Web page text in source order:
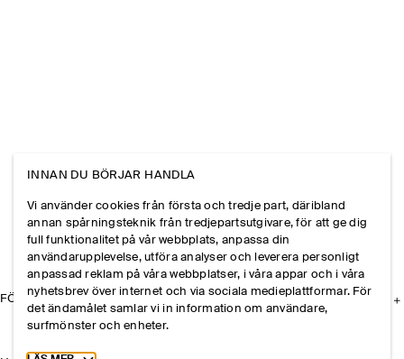
FÖRETAGET
INNAN DU BÖRJAR HANDLA
Vi använder cookies från första och tredje part, däribland
annan spårningsteknik från tredjepartsutgivare, för att ge dig
full funktionalitet på vår webbplats, anpassa din
användarupplevelse, utföra analyser och leverera personligt
anpassad reklam på våra webbplatser, i våra appar och i våra
nyhetsbrev över internet och via sociala medieplattformar. För
det ändamålet samlar vi in information om användare,
surfmönster och enheter.